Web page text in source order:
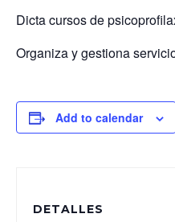
Dicta cursos de
Organiza y gestiona
Add to calendar
DETALLES